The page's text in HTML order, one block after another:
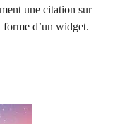
une citation sur
forme d’un widget.